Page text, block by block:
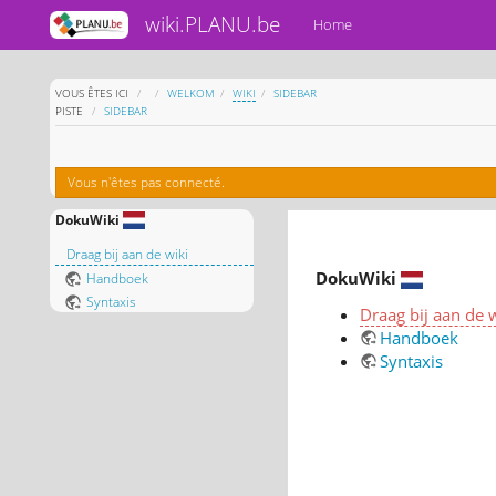
wiki.PLANU.be Home
VOUS ÊTES ICI HOMEWELKOM WIKI
SIDEBAR
PISTE
SIDEBAR
Vous n'êtes pas connecté.
DokuWiki
Draag bij aan de wiki
Handboek
Syntaxis
DokuWiki
Draag bij aan de
Handboek
Syntaxis